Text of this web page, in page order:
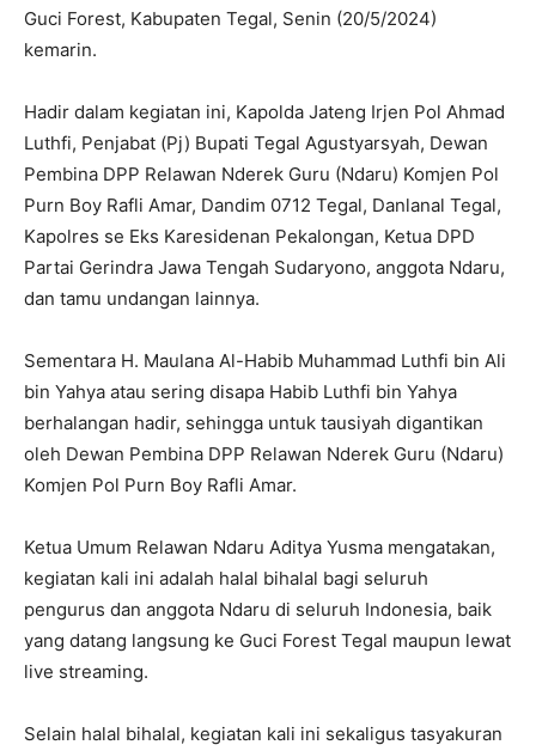
Guci Forest, Kabupaten Tegal, Senin (20/5/2024)
kemarin.
Hadir dalam kegiatan ini, Kapolda Jateng Irjen Pol Ahmad
Luthfi, Penjabat (Pj) Bupati Tegal Agustyarsyah, Dewan
Pembina DPP Relawan Nderek Guru (Ndaru) Komjen Pol
Purn Boy Rafli Amar, Dandim 0712 Tegal, Danlanal Tegal,
Kapolres se Eks Karesidenan Pekalongan, Ketua DPD
Partai Gerindra Jawa Tengah Sudaryono, anggota Ndaru,
dan tamu undangan lainnya.
Sementara H. Maulana Al-Habib Muhammad Luthfi bin Ali
bin Yahya atau sering disapa Habib Luthfi bin Yahya
berhalangan hadir, sehingga untuk tausiyah digantikan
oleh Dewan Pembina DPP Relawan Nderek Guru (Ndaru)
Komjen Pol Purn Boy Rafli Amar.
Ketua Umum Relawan Ndaru Aditya Yusma mengatakan,
kegiatan kali ini adalah halal bihalal bagi seluruh
pengurus dan anggota Ndaru di seluruh Indonesia, baik
yang datang langsung ke Guci Forest Tegal maupun lewat
live streaming.
Selain halal bihalal, kegiatan kali ini sekaligus tasyakuran